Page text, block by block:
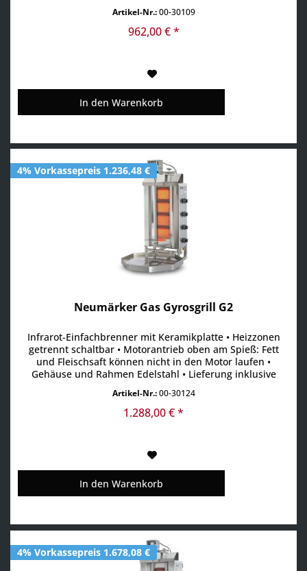
Besonders leicht und ergonomisch für den
professionellen Dauereinsatz • Funktionales und
Artikel-Nr.:00-30109
962,00 € *
In den Warenkorb
4% Vorkassepreis 1.236,48 €
Neumärker Gas Gyrosgrill G2
Infrarot-Einfachbrenner mit Keramikplatte • Heizzonen
getrennt schaltbar • Motorantrieb oben am Spieß: Fett
und Fleischsaft können nicht in den Motor laufen •
Gehäuse und Rahmen Edelstahl • Lieferung inklusive
30 kg • Fleisch-Höhe max. 470 mm
Artikel-Nr.:00-30124
1.288,00 € *
In den Warenkorb
4% Vorkassepreis 1.678,08 €